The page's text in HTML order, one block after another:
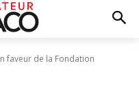
faveur de la Fondation